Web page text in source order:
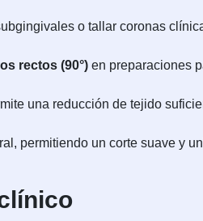
o tallar coronas
rectos (90°) en preparaciones
una reducción de tejido
permitiendo un corte suave y